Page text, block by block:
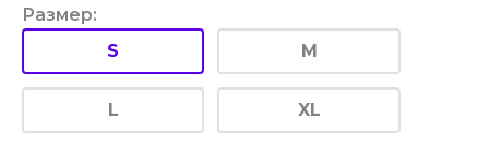
Размер:
S
M
L XL